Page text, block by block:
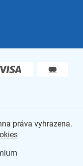
práva vyhrazena.